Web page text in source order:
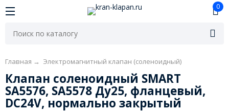
0
Главная → Электромагнитный клапан (соленоидный)
Клапан соленоидный SMART
SA5576, SA5578 Ду25, фланцевый,
DC24V, нормально закрытый